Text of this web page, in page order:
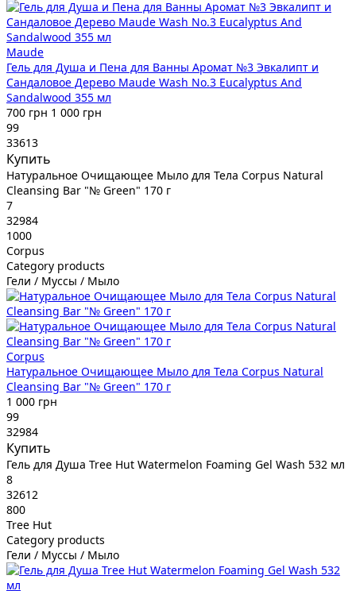
Maude
Гель для Душа и Пена для Ванны Аромат №3 Эвкалипт и
Сандаловое Дерево Maude Wash No.3 Eucalyptus And
Sandalwood 355 мл
700 грн 1 000 грн
99
33613
Купить
Натуральное Очищающее Мыло для Тела Corpus Natural
Cleansing Bar "№ Green" 170 г
7
32984
1000
Corpus
Category products
Гели / Муссы / Мыло
Corpus
Натуральное Очищающее Мыло для Тела Corpus Natural
Cleansing Bar "№ Green" 170 г
1 000 грн
99
32984
Купить
Гель для Душа Tree Hut Watermelon Foaming Gel Wash 532 мл
8
32612
800
Tree Hut
Category products
Гели / Муссы / Мыло